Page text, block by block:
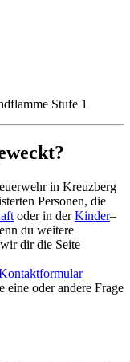
Stufe 1
in Kreuzberg
Personen, die
oder in derKinder–
du weitere
dir die Seite
oder andere Frage